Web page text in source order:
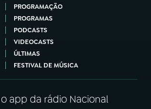
PROGRAMAÇÃO
PROGRAMAS
PODCASTS
VIDEOCASTS
ÚLTIMAS
FESTIVAL DE MÚSICA
o app da rádio Nacional